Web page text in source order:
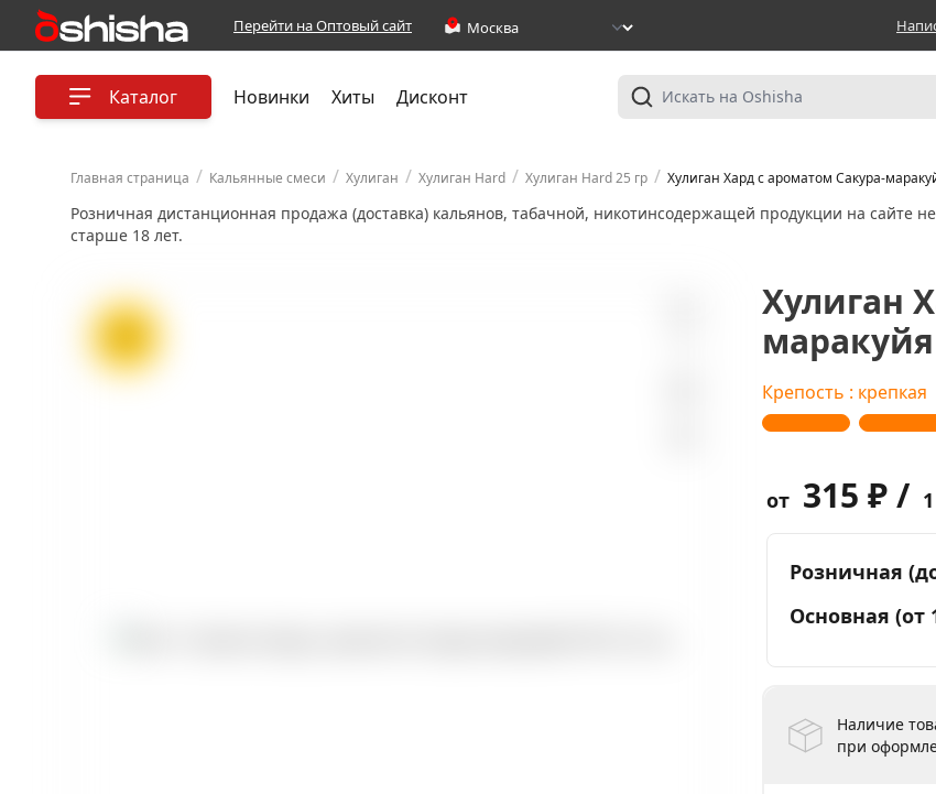
Перейти на Оптовый сайт
Каталог Новинки Хиты Дисконт
Главная страница / Кальянные смеси / Хулиган / Хулиган Hard / Хулиган Hard 25 гр / Хулиган Хард с ароматом Сакура-
Розничная дистанционная продажа (доставка) кальянов, табачной, никотинсодержащей продукции на сайте
старше 18 лет.
Хулиган
Крепость : крепкая
от 315 ₽ /
Розничная
Основная (от
Наличие
при